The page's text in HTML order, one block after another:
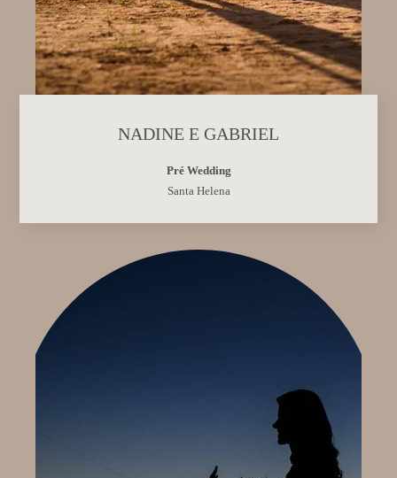
NADINE E GABRIEL
Pré Wedding
Santa Helena